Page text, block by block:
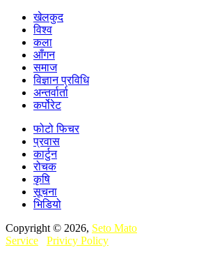
खेलकुद
विश्व
कला
आँगन
समाज
विज्ञान प्रविधि
अन्तर्वार्ता
कर्पोरेट
फोटो फिचर
प्रवास
कार्टुन
रोचक
कृषि
सूचना
भिडियो
Copyright © 2026, Seto Mato
Service
Privicy Policy